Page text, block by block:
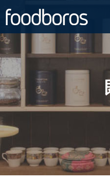
Skip
to
content